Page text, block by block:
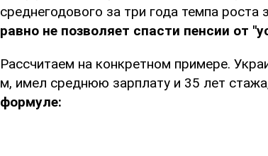
среднегодового за три года темпа роста
равно не позволяет спасти пенсии от
Рассчитаем на конкретном примере.
м, имел среднюю зарплату и 35 лет
формуле: